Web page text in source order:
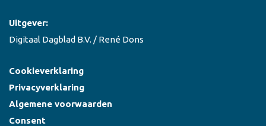
Uitgever:
Digitaal Dagblad B.V. / René Dons
Cookieverklaring
Privacyverklaring
Algemene voorwaarden
Consent